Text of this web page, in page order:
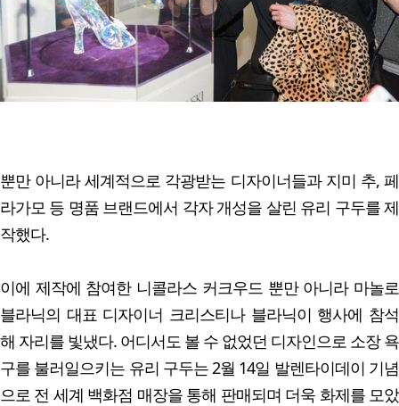
뿐만 아니라 세계적으로 각광받는 디자이너들과 지미 추, 페
라가모 등 명품 브랜드에서 각자 개성을 살린 유리 구두를 제
작했다.
이에 제작에 참여한 니콜라스 커크우드 뿐만 아니라 마놀로
블라닉의 대표 디자이너 크리스티나 블라닉이 행사에 참석
해 자리를 빛냈다. 어디서도 볼 수 없었던 디자인으로 소장 욕
구를 불러일으키는 유리 구두는 2월 14일 발렌타이데이 기념
으로 전 세계 백화점 매장을 통해 판매되며 더욱 화제를 모았